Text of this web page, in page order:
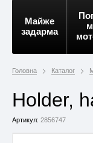
Майже
задарма
Головна Каталог
Holder,
Артикул: 2856747